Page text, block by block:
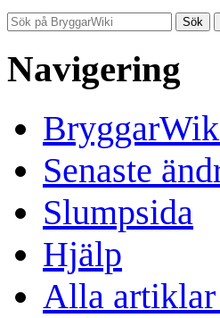
Navigering
Senaste
Slumpsida
Hjälp
Alla